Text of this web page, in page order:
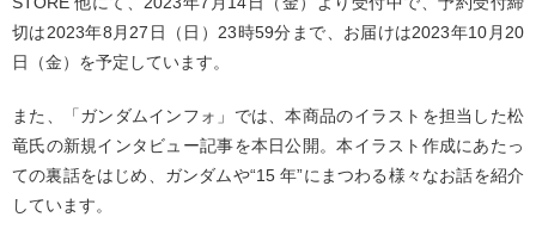
切は2023年8⽉27⽇（⽇）23時59分まで、お届けは2023年10⽉20
⽇（⾦）を予定しています。
また、「ガンダムインフォ」では、本商品のイラストを担当した松
⻯⽒の新規インタビュー記事を本⽇公開。本イラスト作成にあたっ
ての裏話をはじめ、ガンダムや“15 年”にまつわる様々なお話を紹介
しています。